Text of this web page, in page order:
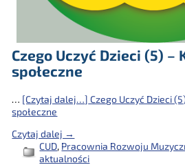
Czego Uczyć Dzieci (5) –
społeczne
… [Czytaj dalej…] Czego Uczyć Dzieci
społeczne
Czytaj dalej →
CUD, Pracownia Rozwoju
aktualności